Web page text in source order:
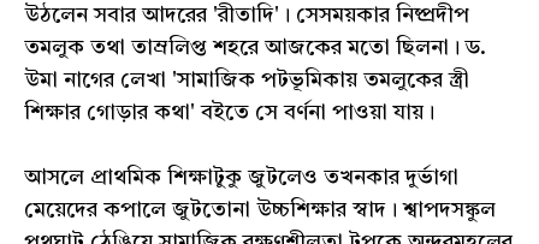
উঠলেন সবার আদরের 'রীতাদি'। সেসময়কার নিষ্প্রদীপ
তমলুক তথা তাম্রলিপ্ত শহরে আজকের মতো ছিলনা। ড.
উমা নাগের লেখা 'সামাজিক পটভূমিকায় তমলুকের স্ত্রী
শিক্ষার গোড়ার কথা' বইতে সে বর্ণনা পাওয়া যায়।
আসলে প্রাথমিক শিক্ষাটুকু জুটলেও তখনকার দুর্ভাগা
মেয়েদের কপালে জুটতোনা উচ্চশিক্ষার স্বাদ। শ্বাপদসঙ্কুল